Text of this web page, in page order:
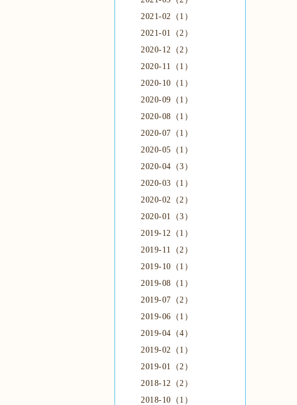
2021-02（1）
2021-01（2）
2020-12（2）
2020-11（1）
2020-10（1）
2020-09（1）
2020-08（1）
2020-07（1）
2020-05（1）
2020-04（3）
2020-03（1）
2020-02（2）
2020-01（3）
2019-12（1）
2019-11（2）
2019-10（1）
2019-08（1）
2019-07（2）
2019-06（1）
2019-04（4）
2019-02（1）
2019-01（2）
2018-12（2）
2018-10（1）